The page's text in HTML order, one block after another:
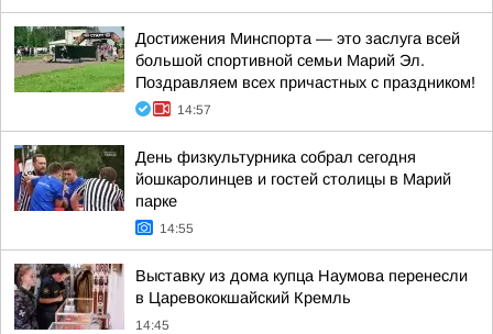
Достижения Минспорта — это заслуга всей
большой спортивной семьи Марий Эл.
Поздравляем всех причастных с праздником!
14:57
День физкультурника собрал сегодня
йошкаролинцев и гостей столицы в Марий
парке
14:55
Выставку из дома купца Наумова перенесли
в Царевококшайский Кремль
14:45